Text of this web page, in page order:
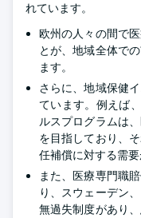
れています。
欧州の人々の間で
とが、地域全体で
ます。
さらに、地域保健
ています。例えば
ルスプログラムは
を目指しており、
任補償に対する需要
また、医療専門職
り、スウェーデン
無過失制度があり